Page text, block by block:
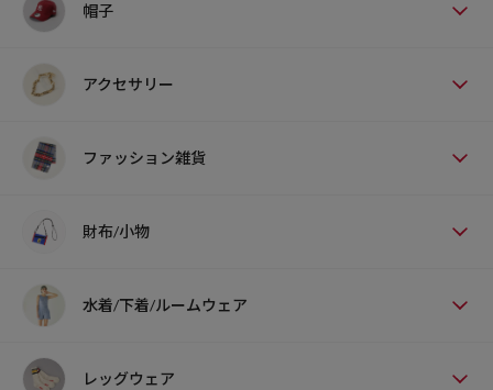
帽子
アクセサリー
ファッション雑貨
財布/小物
水着/下着/ルームウェア
レッグウェア